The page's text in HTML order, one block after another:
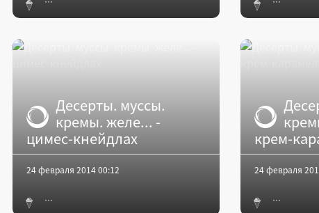
Десерты. муссы.
кремы. желе... -
цимес-кнейдлах
24 февраля 2014 00:12
крем-
24 февраля